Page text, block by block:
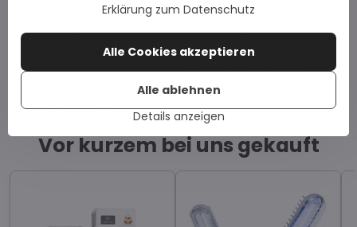
Echte
Kundenergebnisse
Echte Kundenergebnisse –
inklusive Fotos zur
Repigmentierung bei Vitiligo.
Kostenlose Beratung
Maßgeschneiderte Beratung
Vor kurzem bei uns gekauft
Erklärung zum Datenschutz
Details anzeigen
Alle Cookies akzeptieren
Alle ablehnen